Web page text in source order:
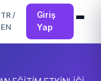
TR /
EN
Giriş
Yap